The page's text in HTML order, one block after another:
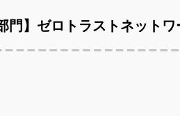
門】ゼロトラストネット